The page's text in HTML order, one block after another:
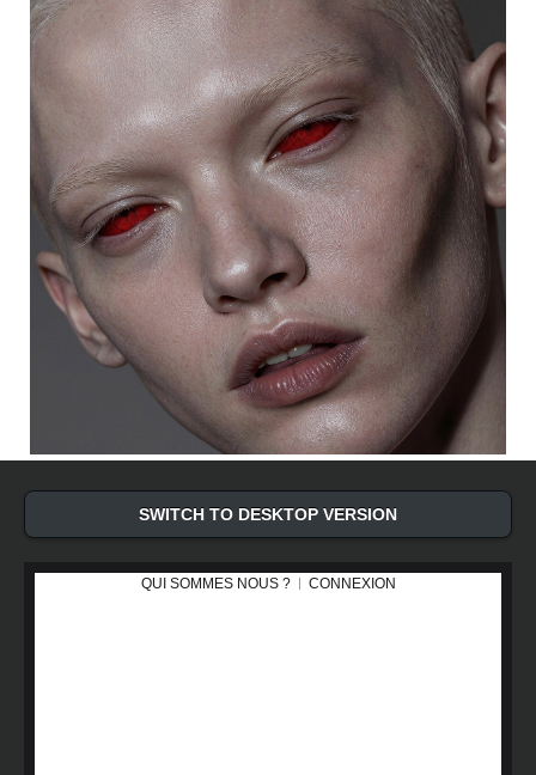
SWITCH TO DESKTOP VERSION
QUI SOMMES NOUS ? CONNEXION